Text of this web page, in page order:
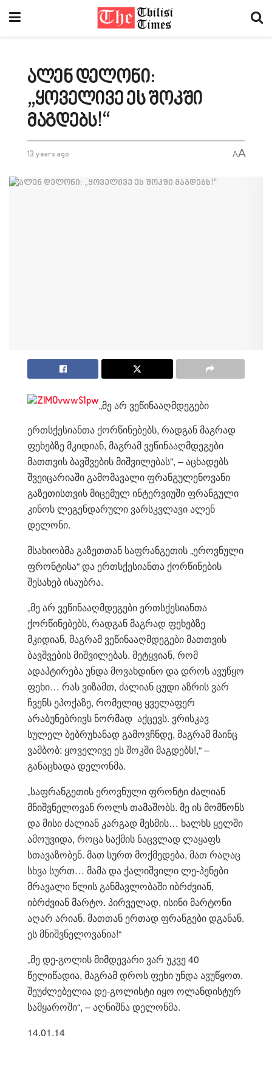
ალენ დელონი:
„ყოველივე ეს შოკში
მაგდებს!“
13 years ago AA
„მე არ ვეწინააღმდეგები
ერთსქესიანთა ქორწინებებს, რადგან მაგრად
ფეხებზე მკიდიან, მაგრამ ვეწინააღმდეგები
მათთვის ბავშვების მიშვილებას”, – აცხადებს
შვეიცარიაში გამომავალი ფრანგულენოვანი
გაზეთისთვის მიცემულ ინტერვიუში ფრანგული
კინოს ლეგენდარული ვარსკვლავი ალენ
დელონი.
მსახიობმა გაზეთთან საფრანგეთის „ეროვნული
ფრონტისა“ და ერთსქესიანთა ქორწინების
შესახებ ისაუბრა.
„მე არ ვეწინააღმდეგები ერთსქესიანთა
ქორწინებებს, რადგან მაგრად ფეხებზე
მკიდიან, მაგრამ ვეწინააღმდეგები მათთვის
ბავშვების მიშვილებას. მეტყვიან, რომ
ადაპტირება უნდა მოვახდინო და დროს ავუწყო
ფეხი… რას ვიზამთ, ძალიან ცუდი აზრის ვარ
ჩვენს ეპოქაზე, რომელიც ყველაფერ
არაბუნებრივს ნორმად აქცევს. ვრისკავ
სულელ ბებრუხანად გამოვჩნდე, მაგრამ მაინც
ვამბობ: ყოველივე ეს შოკში მაგდებს!,“ –
განაცხადა დელონმა.
„საფრანგეთის ეროვნული ფრონტი ძალიან
მნიშვნელოვან როლს თამაშობს. მე ის მომწონს
და მისი ძალიან კარგად მესმის… ხალხს ყელში
ამოუვიდა, როცა საქმის ნაცვლად ლაყაფს
სთავაზობენ. მათ სურთ მოქმედება, მათ რაღაც
სხვა სურთ… მამა და ქალიშვილი ლე-პენები
მრავალი წლის განმავლობაში იბრძვიან,
იბრძვიან მარტო. პირველად, ისინი მარტონი
აღარ არიან. მათთან ერთად ფრანგები დგანან.
ეს მნიშვნელოვანია!“
„მე დე-გოლის მიმდევარი ვარ უკვე 40
წელიწადია, მაგრამ დროს ფეხი უნდა ავუწყოთ.
შეუძლებელია დე-გოლისტი იყო ოლანდისტურ
სამყაროში“, – აღნიშნა დელონმა.
14.01.14